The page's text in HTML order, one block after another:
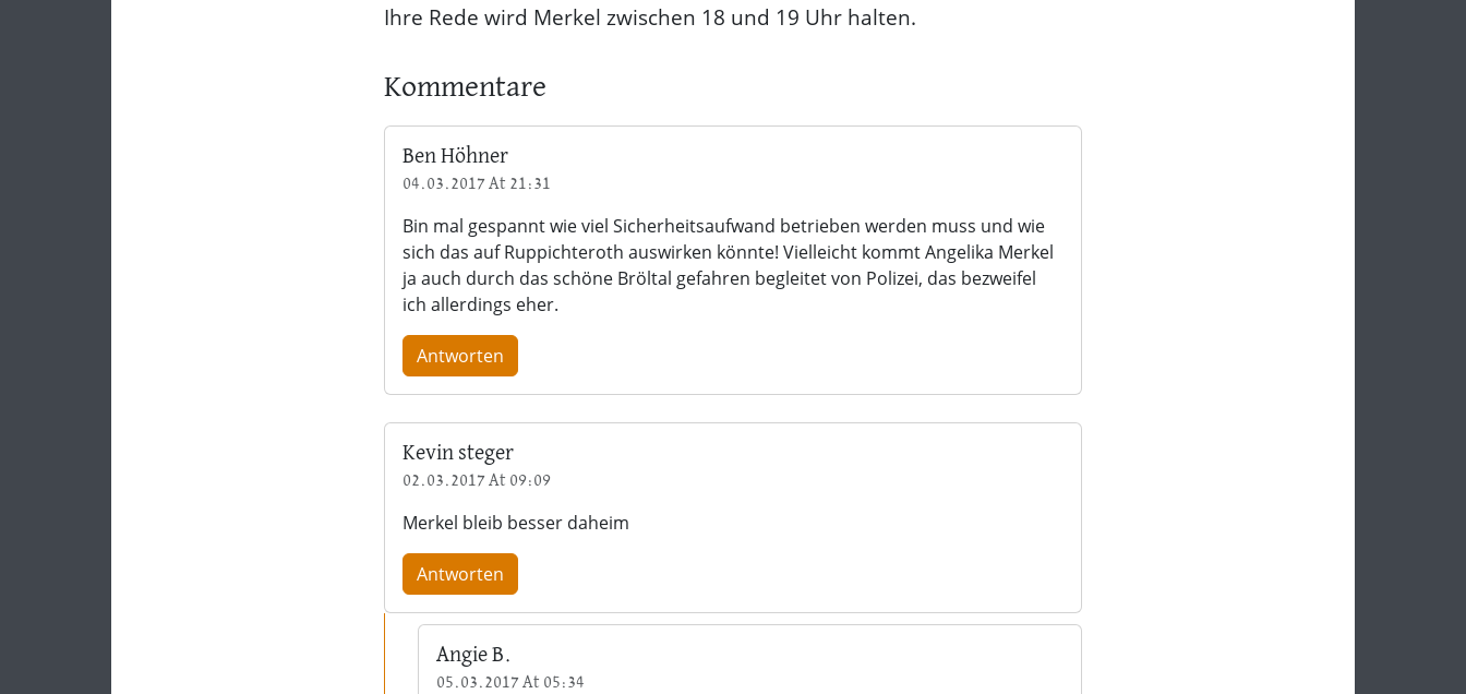
Ihre Rede wird Merkel zwischen 18 und 19 Uhr halten.
Kommentare
Ben Höhner
04.03.2017 At 21:31
Bin mal gespannt wie viel Sicherheitsaufwand betrieben werden muss und wie
sich das auf Ruppichteroth auswirken könnte! Vielleicht kommt Angelika Merkel
ja auch durch das schöne Bröltal gefahren begleitet von Polizei, das bezweifel
ich allerdings eher.
Antworten
Kevin steger
02.03.2017 At 09:09
Merkel bleib besser daheim
Antworten
Angie B.
05.03.2017 At 05:34